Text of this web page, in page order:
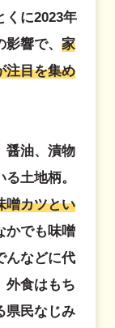
くに2023年
響で、 家
注目を集め
醤油、漬物
土地柄。
噌カツとい
かでも味噌
んなどに代
外食はもち
県民なじみ